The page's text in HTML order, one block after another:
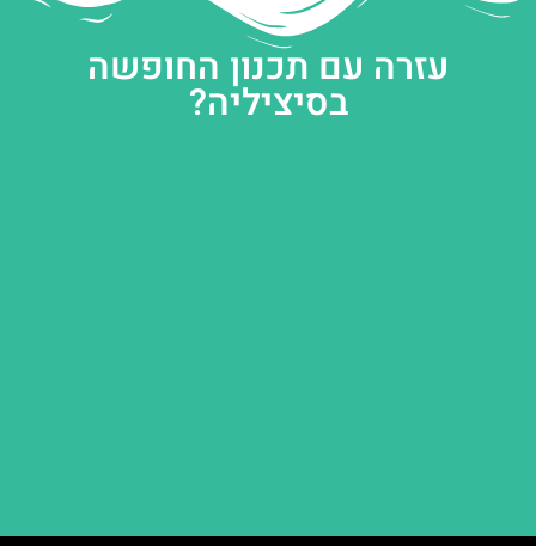
עזרה עם תכנון החופשה
בסיציליה?